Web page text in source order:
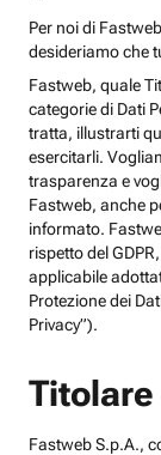
Per noi di
desideriamo che
Fastweb, quale
categorie di Dati
tratta, illustrarti
esercitarli.
trasparenza e
Fastweb, anche
informato.
rispetto del
applicabile
Protezione dei
Privacy”).
Titolare
Fastweb S.p.A.,